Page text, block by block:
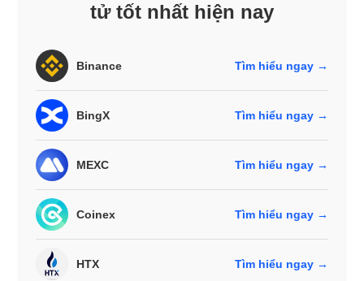
tử tốt nhất hiện nay
Binance Tìm hiểu ngay →
BingX Tìm hiểu ngay →
MEXC Tìm hiểu ngay →
Coinex Tìm hiểu ngay →
HTX Tìm hiểu ngay →